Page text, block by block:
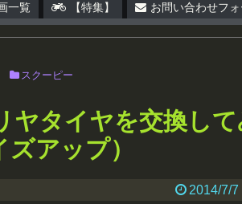
一覧 【特集】 お問い合わせフォ
スクーピー
ヤタイヤを交換して
アップ）
2014/7/7